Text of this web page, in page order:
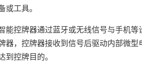
工具。
能控牌器通过蓝牙或无线信号与手机等
器，控牌器接收到信号后驱动内部微型
控牌目的。